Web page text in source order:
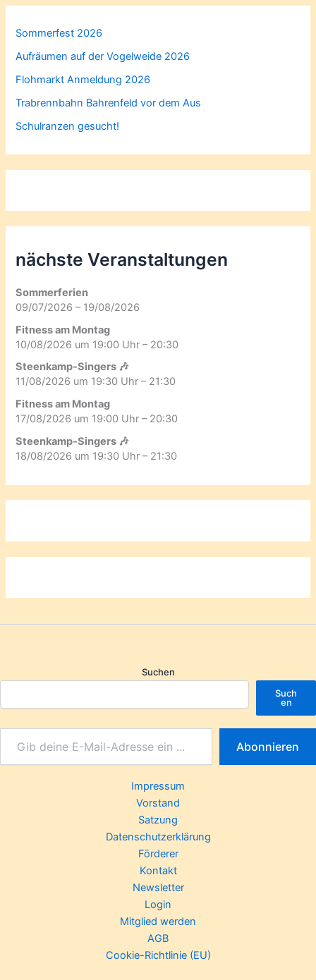
Sommerfest 2026
Aufräumen auf der Vogelweide 2026
Flohmarkt Anmeldung 2026
Trabrennbahn Bahrenfeld vor dem Aus
Schulranzen gesucht!
nächste Veranstaltungen
Sommerferien
09/07/2026 – 19/08/2026
Fitness am Montag
10/08/2026 um 19:00 Uhr – 20:30
Steenkamp-Singers 🎶
11/08/2026 um 19:30 Uhr – 21:30
Fitness am Montag
17/08/2026 um 19:00 Uhr – 20:30
Steenkamp-Singers 🎶
18/08/2026 um 19:30 Uhr – 21:30
Suchen
Such
en
Abonnieren
Impressum
Vorstand
Satzung
Datenschutzerklärung
Förderer
Kontakt
Newsletter
Login
Mitglied werden
AGB
Cookie-Richtlinie (EU)